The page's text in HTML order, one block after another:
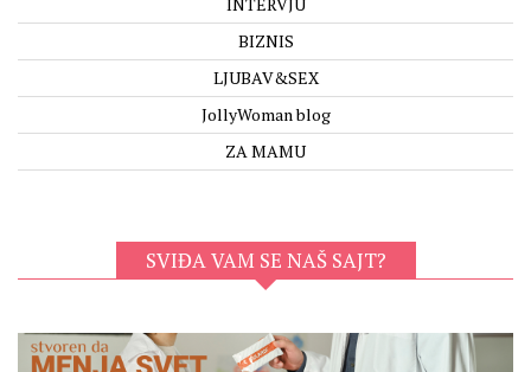
INTERVJU
BIZNIS
LJUBAV&SEX
JollyWoman blog
ZA MAMU
SVIĐA VAM SE NAŠ SAJT?